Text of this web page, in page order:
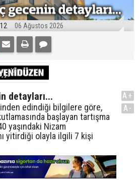
06 Ağustos 2026
detayları...
edindiği bilgilere göre,
başlayan tartışma
yaşındaki Nizam
yitirdiği olayla ilgili 7 kişi
A+
A-